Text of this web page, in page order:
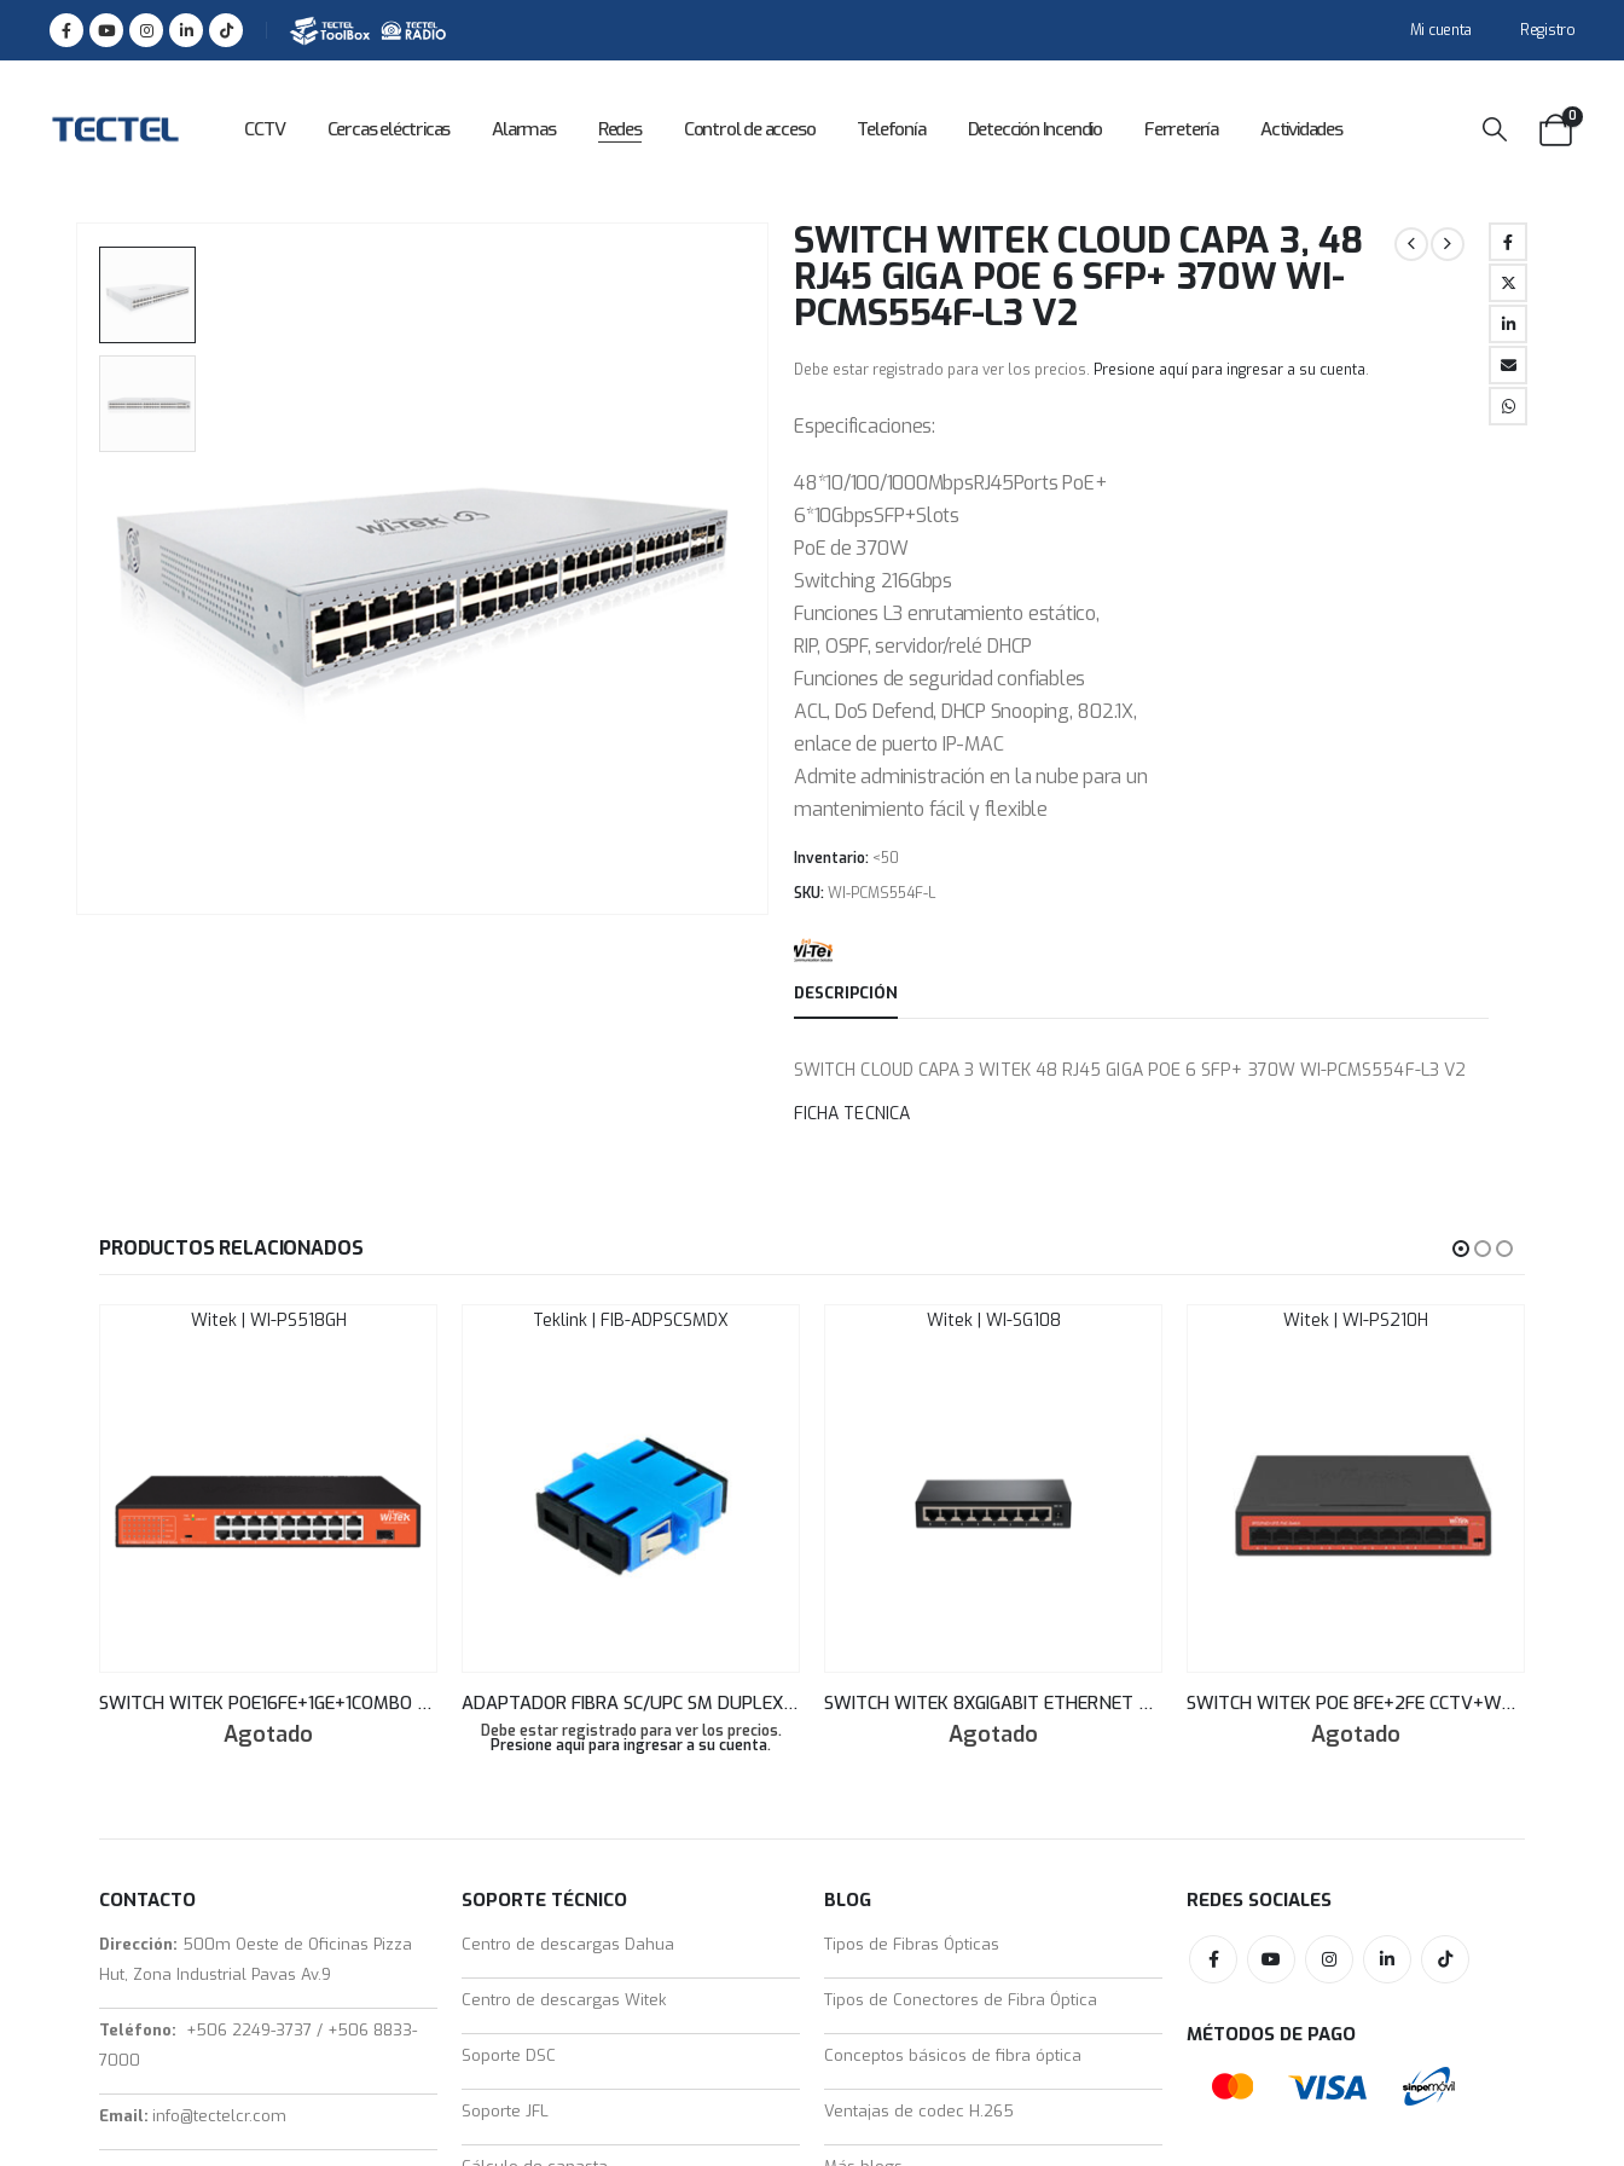
Mi cuenta Registro
CCTV Cercas eléctricas Alarmas Redes Control de acceso Telefonía Detección Incendio Ferretería Actividades
0
SWITCH WITEK CLOUD CAPA 3, 48
RJ45 GIGA POE 6 SFP+ 370W WI-
PCMS554F-L3 V2
Debe estar registrado para ver los precios. Presione aquí para ingresar a su cuenta.
Especificaciones:
48*10/100/1000MbpsRJ45Ports PoE+
6*10GbpsSFP+Slots
PoE de 370W
Switching 216Gbps
Funciones L3 enrutamiento estático,
RIP, OSPF, servidor/relé DHCP
Funciones de seguridad confiables
ACL, DoS Defend, DHCP Snooping, 802.1X,
enlace de puerto IP-MAC
Admite administración en la nube para un
mantenimiento fácil y flexible
Inventario: <50
SKU:WI-PCMS554F-L
DESCRIPCIÓN
SWITCH CLOUD CAPA 3 WITEK 48 RJ45 GIGA POE 6 SFP+ 370W WI-PCMS554F-L3 V2
FICHA TECNICA
PRODUCTOS RELACIONADOS
Witek | WI-PS518GH
SWITCH WITEK POE16FE+1GE+1COMBO SFP+WATCHDOG+150W+250M WI-PS518GH
Agotado
Teklink | FIB-ADPSCSMDX
ADAPTADOR FIBRA SC/UPC SM DUPLEX AZUL TEKLINK
Debe estar registrado para ver los precios.
Presione aquí para ingresar a su cuenta.
Witek | WI-SG108
SWITCH WITEK 8XGIGABIT ETHERNET WITH STEEL CASE+PORT VLAN WI-SG108 V2
Agotado
Witek | WI-PS210H
SWITCH WITEK POE 8FE+2FE CCTV+WATCHDOG+65W+250M WI-PS210H
Agotado
CONTACTO
Dirección: 500m Oeste de Oficinas Pizza
Hut, Zona Industrial Pavas Av.9
Teléfono: +506 2249-3737 / +506 8833-
7000
Email: info@tectelcr.com
SOPORTE TÉCNICO
Centro de descargas Dahua
Centro de descargas Witek
Soporte DSC
Soporte JFL
BLOG
Tipos de Fibras Ópticas
Tipos de Conectores de Fibra Óptica
Conceptos básicos de fibra óptica
Ventajas de codec H.265
REDES SOCIALES
MÉTODOS DE PAGO